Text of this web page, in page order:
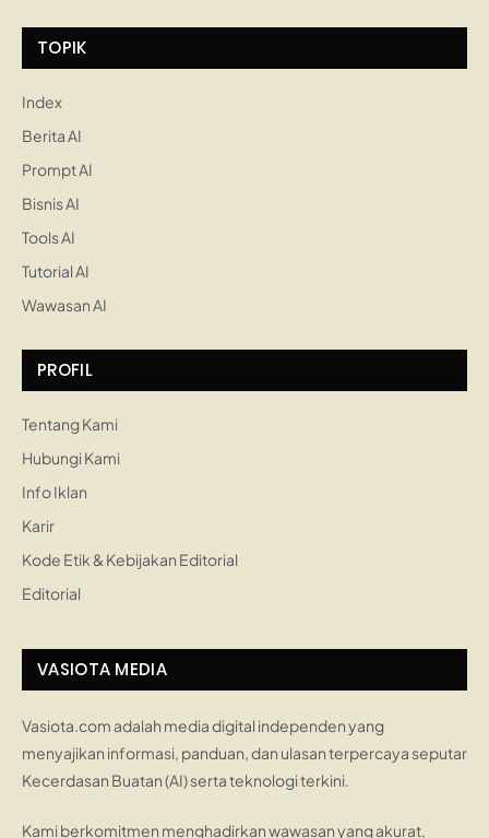
TOPIK
Index
Berita AI
Prompt AI
Bisnis AI
Tools AI
Tutorial AI
Wawasan AI
PROFIL
Tentang Kami
Hubungi Kami
Info Iklan
Karir
Kode Etik & Kebijakan Editorial
Editorial
VASIOTA MEDIA
Vasiota.com adalah media digital independen yang
menyajikan informasi, panduan, dan ulasan terpercaya seputar
Kecerdasan Buatan (AI) serta teknologi terkini.
Kami berkomitmen menghadirkan wawasan yang akurat,